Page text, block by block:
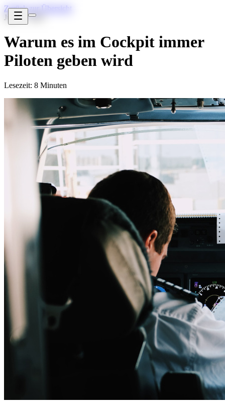
Zurück zur Übersicht
Jun 27, 2021
Warum es im Cockpit immer
Piloten geben wird
Lesezeit: 8 Minuten